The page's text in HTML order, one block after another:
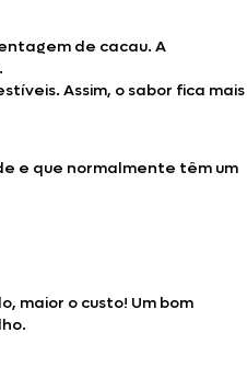
de cacau. A
Assim, o sabor fica mais
e que normalmente têm um
maior o custo! Um bom